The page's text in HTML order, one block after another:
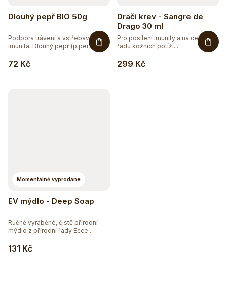
Dlouhý pepř BIO 50g
72 Kč
Podpora trávení a vstřebávání,
imunita. Dlouhý pepř (piper...
Dračí krev - Sangre de
Drago 30 ml
299 Kč
Pro posílení imunity a na celou
řadu kožních potíží....
Momentálně vyprodané
EV mýdlo - Deep Soap
131 Kč
Ručně vyráběné, čistě přírodní
mýdlo z přírodní řady Ecce...
Hydratujte chytře 💦